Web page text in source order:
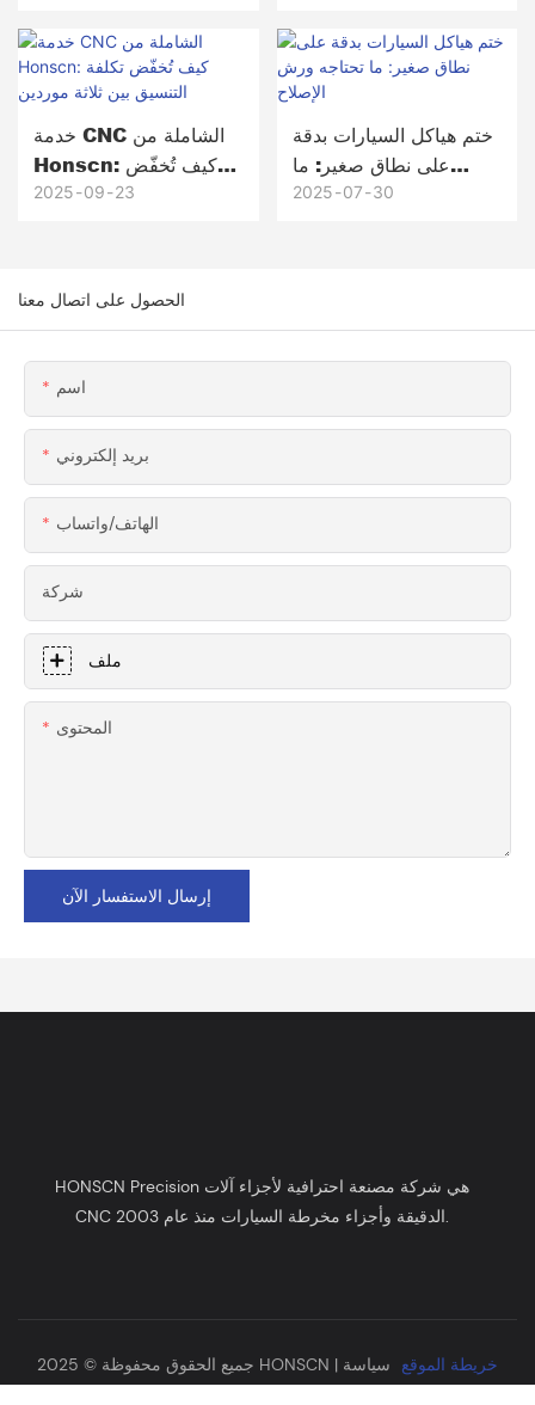
لمشروعك؟
خدمة CNC الشاملة من
Honscn: كيف تُخفّض
تكلفة التنسيق بين ثلاثة
2025 09 23
ختم هياكل السيارات بدقة
على نطاق صغير: ما
تحتاجه ورش الإصلاح
2025 07 30
الحصول على اتصال معنا
اسم
بريد إلكتروني
الهاتف/واتساب
شركة
ملف
المحتوى
إرسال الاستفسار الآن
HONSCN Precision هي شركة مصنعة احترافية لأجزاء آلات
CNC الدقيقة وأجزاء مخرطة السيارات منذ عام 2003.
جميع الحقوق محفوظة © 2025 HONSCN | خريطة الموقع
سياسة